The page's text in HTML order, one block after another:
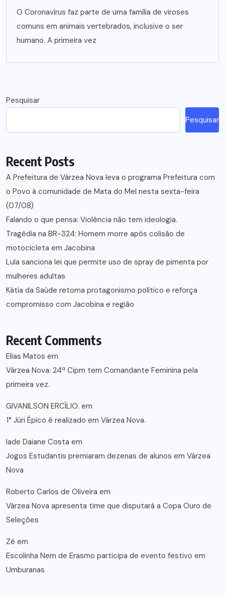
O Coronavírus faz parte de uma família de viroses
comuns em animais vertebrados, inclusive o ser
humano. A primeira vez
Pesquisar
Pesquisar
Recent Posts
A Prefeitura de Várzea Nova leva o programa Prefeitura com
o Povo à comunidade de Mata do Mel nesta sexta-feira
(07/08)
Falando o que pensa: Violência não tem ideologia.
Tragédia na BR-324: Homem morre após colisão de
motocicleta em Jacobina
Lula sanciona lei que permite uso de spray de pimenta por
mulheres adultas
Kátia da Saúde retoma protagonismo político e reforça
compromisso com Jacobina e região
Recent Comments
Elias Matos em
Várzea Nova: 24ª Cipm tem Comandante Feminina pela
primeira vez.
GIVANILSON ERCÍLIO. em
1° Júri Épico é realizado em Várzea Nova.
lade Daiane Costa em
Jogos Estudantis premiaram dezenas de alunos em Várzea
Nova
Roberto Carlos de Oliveira em
Várzea Nova apresenta time que disputará a Copa Ouro de
Seleções
Zé em
Escolinha Nem de Erasmo participa de evento festivo em
Umburanas